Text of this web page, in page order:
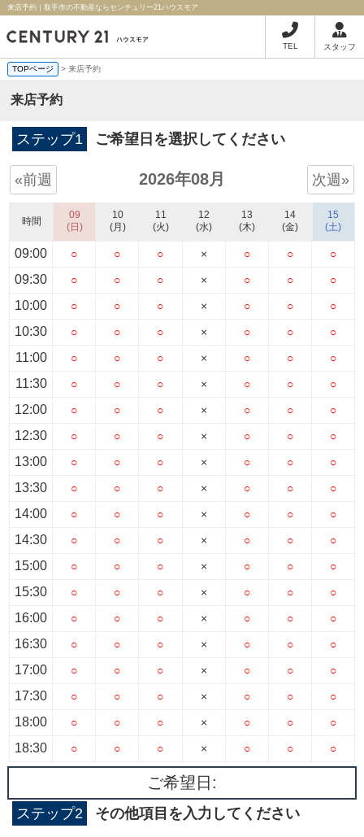
来店予約｜取手市の不動産ならセンチュリー21ハウスモア
TEL スタッフ
TOPページ > 来店予約
来店予約
ステップ1 ご希望日を選択してください
«前週 2026年08月 次週»
時間
09:00
09:30
10:00
10:30
11:00
11:30
12:00
12:30
13:00
13:30
14:00
14:30
15:00
15:30
16:00
16:30
17:00
17:30
18:00
18:30
09
(日)
○
○
○
○
○
○
○
○
○
○
○
○
○
○
○
○
○
○
○
○
10
(月)
○
○
○
○
○
○
○
○
○
○
○
○
○
○
○
○
○
○
○
○
11
(火)
○
○
○
○
○
○
○
○
○
○
○
○
○
○
○
○
○
○
○
○
12
(水)
×
×
×
×
×
×
×
×
×
×
×
×
×
×
×
×
×
×
×
×
13
(木)
○
○
○
○
○
○
○
○
○
○
○
○
○
○
○
○
○
○
○
○
14
(金)
○
○
○
○
○
○
○
○
○
○
○
○
○
○
○
○
○
○
○
○
15
(土)
○
○
○
○
○
○
○
○
○
○
○
○
○
○
○
○
○
○
○
○
ご希望日:
ステップ2 その他項目を入力してください